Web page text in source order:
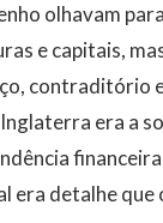
olhavam
e capitais,
contraditório
era a
era detalhe